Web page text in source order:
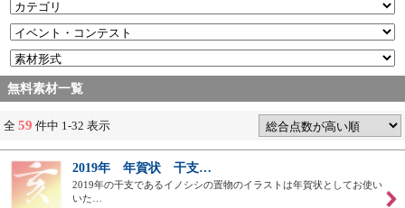
無料素材一覧
全 59 件中 1-32 表示
2019年 年賀状 干支…
2019年の干支であるイノシシの置物のイラストは年賀状としてお使い
いた…